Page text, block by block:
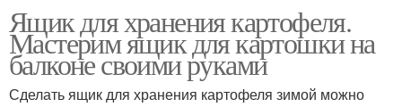
Ящик для хранения картофеля.
Мастерим ящик для картошки на
балконе своими руками
Сделать ящик для хранения картофеля зимой можно